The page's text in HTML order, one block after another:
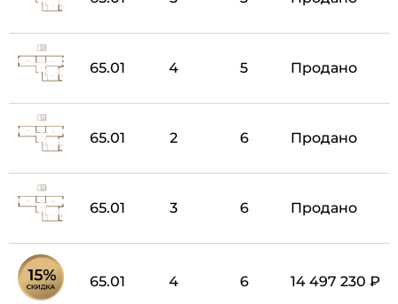
65.01 4 5 Продано
65.01 2 6 Продано
65.01 3 6 Продано
65.01 4 6 14 497 230 ₽